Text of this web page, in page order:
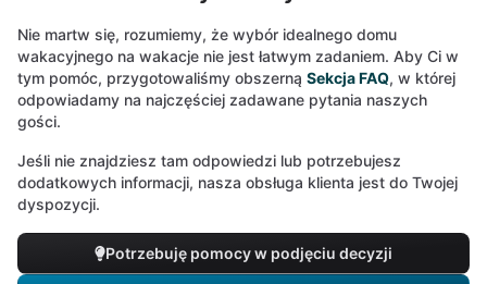
Nie martw się, rozumiemy, że wybór idealnego domu
wakacyjnego na wakacje nie jest łatwym zadaniem. Aby Ci w
tym pomóc, przygotowaliśmy obszerną Sekcja FAQ, w której
odpowiadamy na najczęściej zadawane pytania naszych
gości.
Jeśli nie znajdziesz tam odpowiedzi lub potrzebujesz
dodatkowych informacji, nasza obsługa klienta jest do Twojej
dyspozycji.
Potrzebuję pomocy w podjęciu decyzji